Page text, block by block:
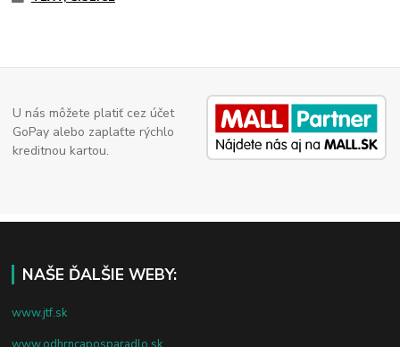
U nás môžete platiť cez účet
GoPay alebo zaplaťte rýchlo
kreditnou kartou.
NAŠE ĎALŠIE WEBY:
www.jtf.sk